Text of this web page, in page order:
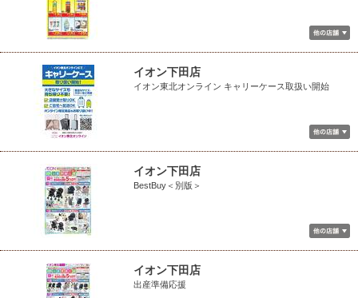
イオン下田店
イオン東北オンライン キャリーケース取扱い開始
イオン下田店
BestBuy＜別版＞
イオン下田店
出産準備応援